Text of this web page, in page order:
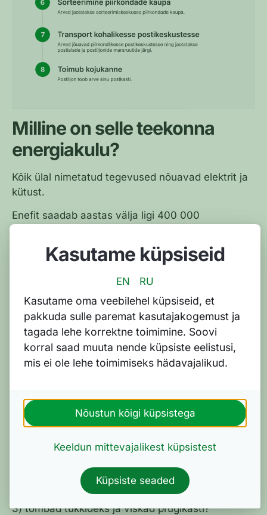
Kasutame küpsiseid
EN RU
Kasutame oma veebilehel küpsiseid, et
pakkuda sulle paremat kasutajakogemust ja
tagada lehe korrektne toimimine. Soovi
korral saad muuta nende küpsiste eelistusi,
mis ei ole lehe toimimiseks hädavajalikud.
Küpsiste seaded
Keeldun mittevajalikest küpsistest
Nõustun kõigi küpsistega
Milline on selle teekonna
energiakulu?
Kõik ülal nimetatud tegevused nõuavad elektrit ja
kütust.
Enefit saadab aastas välja ligi 400 000
trükkimiseks ja ümbrikutesse panemiseks kulub
umbes 76 000 kWh elektrit – sama palju energiat
kasutavad aasta jooksul keskmiselt 30 korteris või
Täiendav energiakulu lisandub veel ka arvete
sorteerimise ja kojukandega. Enefiti paberarvete
transpordile trükikojast koduukseni kulub aastas
hinnanguliselt 150-250 liitrit kütust.
saab edasi?
summat ja tasud arve. Aga mis saab paberist
1) jääb lauanurgale vedelema ja tolmu koguma?
2) sorteerid paberi ja papi konteinerisse?
3) tõmbad tükkideks ja viskad prügikasti?